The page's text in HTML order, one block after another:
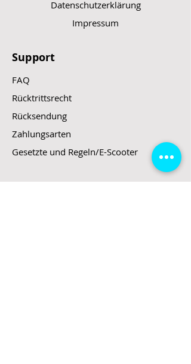
Datenschutzerklärung
Impressum
Support
FAQ
Rücktrittsrecht
Rücksendung
Zahlungsarten
Gesetzte und Regeln/E-Scooter